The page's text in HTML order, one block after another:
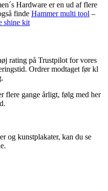
Hardware er en ud af flere
finde Hammer multi tool –
shine kit
rating på Trustpilot for vores
Ordrer modtaget før kl
flere gange årligt, følg med her
og kunstplakater, kan du se